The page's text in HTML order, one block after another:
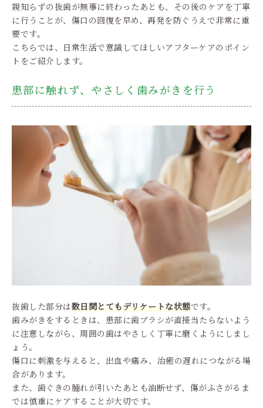
親知らずの抜歯が無事に終わったあとも、その後のケアを丁寧
に行うことが、傷口の回復を早め、再発を防ぐうえで非常に重
要です。
こちらでは、日常生活で意識してほしいアフターケアのポイン
トをご紹介します。
患部に触れず、やさしく歯みがきを行う
抜歯した部分は数日間とてもデリケートな状態です。
歯みがきをするときは、患部に歯ブラシが直接当たらないよう
に注意しながら、周囲の歯はやさしく丁寧に磨くようにしまし
ょう。
傷口に刺激を与えると、出血や痛み、治癒の遅れにつながる場
合があります。
また、歯ぐきの腫れが引いたあとも油断せず、傷がふさがるま
では慎重にケアすることが大切です。